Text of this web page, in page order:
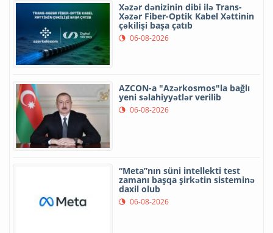
Xəzər dənizinin dibi ilə Trans-
Xəzər Fiber-Optik Kabel Xəttinin
çəkilişi başa çatıb
06-08-2026
AZCON-a "Azərkosmos"la bağlı
yeni səlahiyyətlər verilib
06-08-2026
“Meta”nın süni intellekti test
zamanı başqa şirkətin sisteminə
daxil olub
06-08-2026